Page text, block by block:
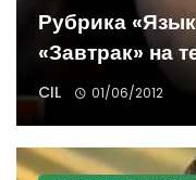
Рубрика
«Завтрак» на
CIL 01/06/2012